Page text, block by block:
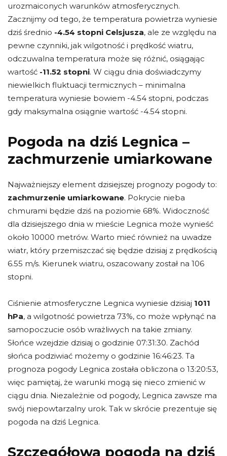
urozmaiconych warunków atmosferycznych.
Zacznijmy od tego, że temperatura powietrza wyniesie
dziś średnio -4.54 stopni Celsjusza, ale ze względu na
pewne czynniki, jak wilgotność i prędkość wiatru,
odczuwalna temperatura może się różnić, osiągając
wartość -11.52 stopni. W ciągu dnia doświadczymy
niewielkich fluktuacji termicznych – minimalna
temperatura wyniesie bowiem -4.54 stopni, podczas
gdy maksymalna osiągnie wartość -4.54 stopni.
Pogoda na dziś Legnica –
zachmurzenie umiarkowane
Najważniejszy element dzisiejszej prognozy pogody to:
zachmurzenie umiarkowane. Pokrycie nieba
chmurami będzie dziś na poziomie 68%. Widoczność
dla dzisiejszego dnia w mieście Legnica może wynieść
około 10000 metrów. Warto mieć również na uwadze
wiatr, który przemiszczać się będzie dzisiaj z prędkością
6.55 m/s. Kierunek wiatru, oszacowany został na 106
stopni.
Ciśnienie atmosferyczne Legnica wyniesie dzisiaj 1011
hPa, a wilgotność powietrza 73%, co może wpłynąć na
samopoczucie osób wrażliwych na takie zmiany.
Słońce wzejdzie dzisiaj o godzinie 07:31:30. Zachód
słońca podziwiać możemy o godzinie 16:46:23. Ta
prognoza pogody Legnica została obliczona o 13:20:53,
więc pamiętaj, że warunki mogą się nieco zmienić w
ciągu dnia. Niezależnie od pogody, Legnica zawsze ma
swój niepowtarzalny urok. Tak w skrócie prezentuje się
pogoda na dziś Legnica.
Szczegółowa pogoda na dziś